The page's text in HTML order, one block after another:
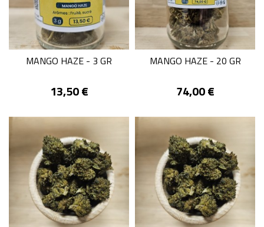
MANGO HAZE - 3 GR
Prix
13,50 €
MANGO HAZE - 20 GR
Prix
74,00 €